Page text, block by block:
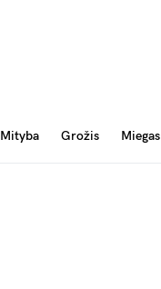
Mityba Grožis Miegas